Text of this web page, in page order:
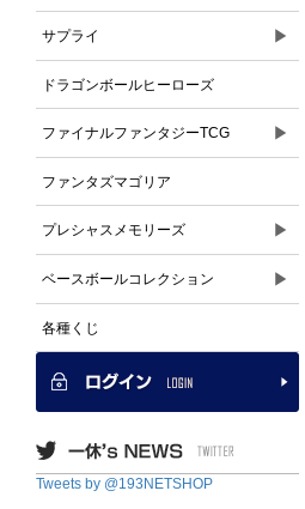
サプライ ▶
ドラゴンボールヒーローズ
ファイナルファンタジーTCG ▶
ファンタズマゴリア
プレシャスメモリーズ ▶
ベースボールコレクション ▶
各種くじ
Tweets by @193NETSHOP